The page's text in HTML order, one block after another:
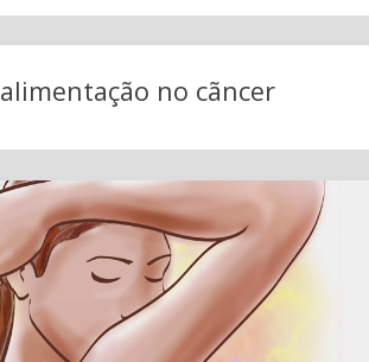
alimentação no cãncer